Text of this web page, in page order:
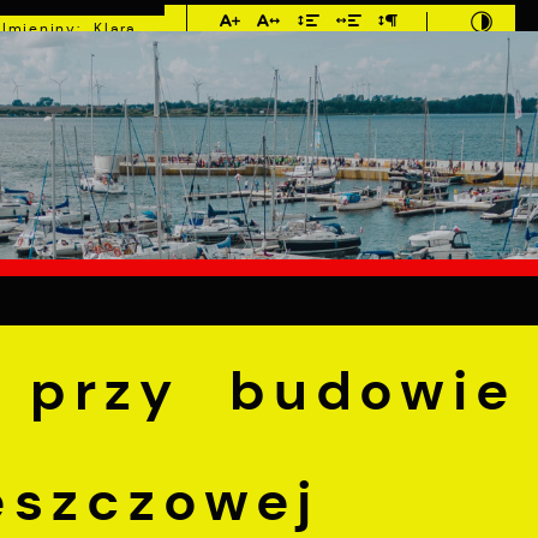
Imieniny: Klara,
Roman, Romuald
MIESZKANIEC TURYSTYKA
budowie kanalizacji deszczowej
budowie